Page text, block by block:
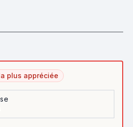
plus appréciée